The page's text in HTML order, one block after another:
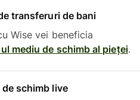
transferuri de bani
Wise vei beneficia
mediu de schimb al pieței.
schimb live